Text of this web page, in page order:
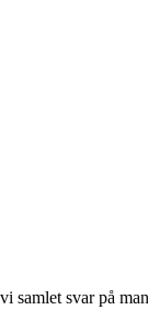
samlet svar på